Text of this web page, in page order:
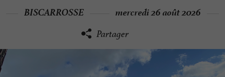
BISCARROSSE mercredi 26 août 2026
Partager